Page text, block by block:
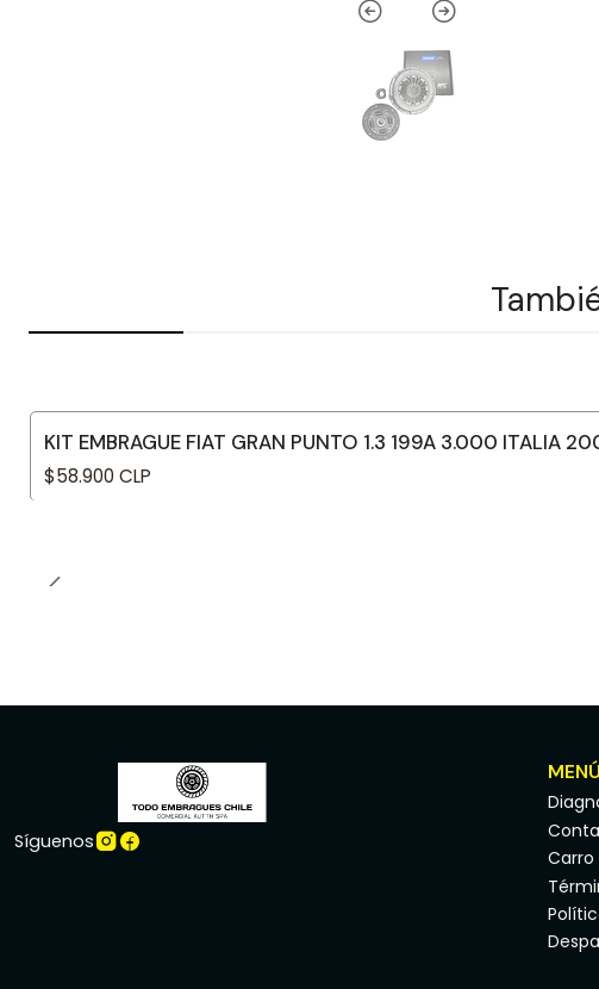
KIT EMBRAGUE FIAT GRAN PUNTO 1.3 199A 3.000 ITALIA
$58.900 CLP
Síguenos
MENÚ
Carro